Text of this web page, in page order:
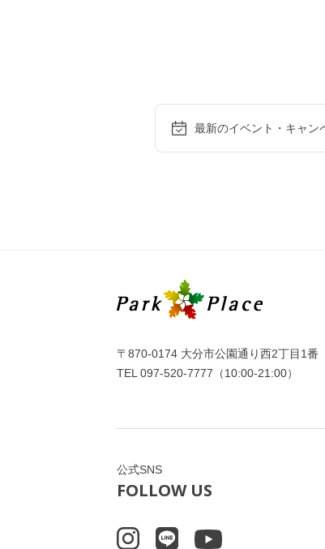
最新のイベント・ キャン
〒870-0174 大分市公園通り西2丁目1番
TEL097-520-7777 （10:00-21:00）
公式SNS
FOLLOW US